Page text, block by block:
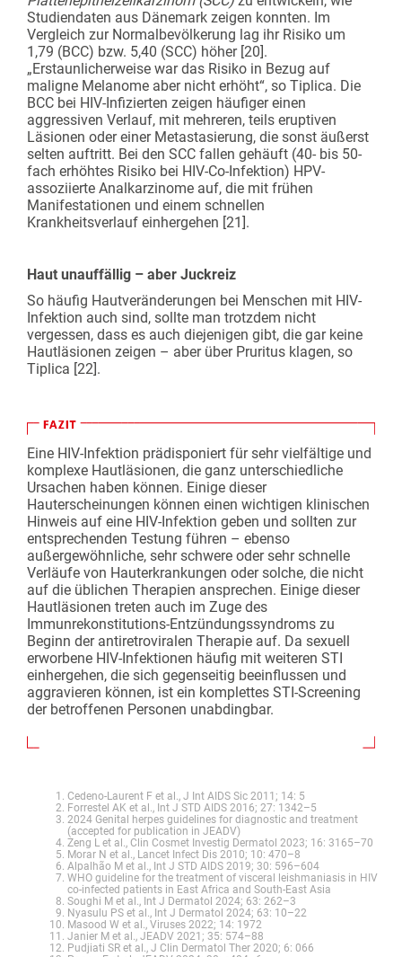
Studiendaten aus Dänemark zeigen konnten. Im
Vergleich zur Normalbevölkerung lag ihr Risiko um
1,79 (BCC) bzw. 5,40 (SCC) höher [20].
„Erstaunlicherweise war das Risiko in Bezug auf
maligne Melanome aber nicht erhöht“, so Tiplica. Die
BCC bei HIV-Infizierten zeigen häufiger einen
aggressiven Verlauf, mit mehreren, teils eruptiven
Läsionen oder einer Metastasierung, die sonst äußerst
selten auftritt. Bei den SCC fallen gehäuft (40- bis 50-
fach erhöhtes Risiko bei HIV-Co-Infektion) HPV-
assoziierte Analkarzinome auf, die mit frühen
Manifestationen und einem schnellen
Krankheitsverlauf einhergehen [21].
Haut unauffällig – aber Juckreiz
So häufig Hautveränderungen bei Menschen mit HIV-
Infektion auch sind, sollte man trotzdem nicht
vergessen, dass es auch diejenigen gibt, die gar keine
Hautläsionen zeigen – aber über Pruritus klagen, so
Tiplica [22].
Eine HIV-Infektion prädisponiert für sehr vielfältige und
komplexe Hautläsionen, die ganz unterschiedliche
Ursachen haben können. Einige dieser
Hauterscheinungen können einen wichtigen klinischen
Hinweis auf eine HIV-Infektion geben und sollten zur
entsprechenden Testung führen – ebenso
außergewöhnliche, sehr schwere oder sehr schnelle
Verläufe von Hauterkrankungen oder solche, die nicht
auf die üblichen Therapien ansprechen. Einige dieser
Hautläsionen treten auch im Zuge des
Immunrekonstitutions-Entzündungssyndroms zu
Beginn der antiretroviralen Therapie auf. Da sexuell
erworbene HIV-Infektionen häufig mit weiteren STI
einhergehen, die sich gegenseitig beeinflussen und
aggravieren können, ist ein komplettes STI-Screening
der betroffenen ­Personen unabdingbar.
Cedeno-Laurent F et al., J Int AIDS Sic 2011; 14: 5
Forrestel AK et al., Int J STD AIDS 2016; 27: 1342–5
2024 Genital herpes guidelines for diagnostic and treatment
(accepted for publication in JEADV)
Zeng L et al., Clin Cosmet Investig Dermatol 2023; 16: 3165–70
Morar N et al., Lancet Infect Dis 2010; 10: 470–8
Alpalhão M et al., Int J STD AIDS 2019; 30: 596–604
WHO guideline for the treatment of visceral leishmaniasis in HIV
co-infected patients in East Africa and South-East Asia
Soughi M et al., Int J Dermatol 2024; 63: 262–3
Nyasulu PS et al., Int J Dermatol 2024; 63: 10–22
Masood W et al., Viruses 2022; 14: 1972
Janier M et al., JEADV 2021; 35: 574–88
Pudjiati SR et al., J Clin Dermatol Ther 2020; 6: 066